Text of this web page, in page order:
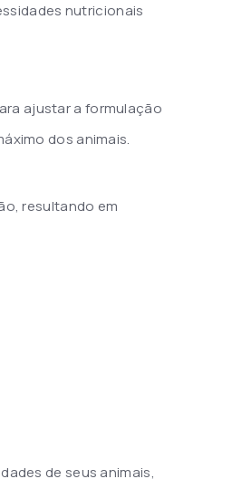
nutricionais
ajustar a formulação
dos animais.
resultando em
de seus animais,